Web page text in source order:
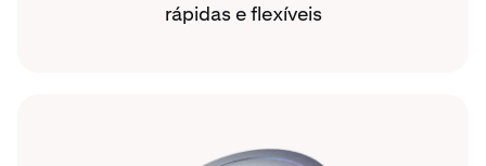
rápidas e flexíveis